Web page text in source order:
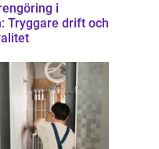
i
Tryggare drift och